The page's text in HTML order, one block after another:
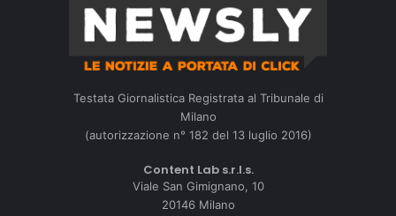
Testata Giornalistica Registrata al Tribunale di
Milano
(autorizzazione n° 182 del 13 luglio 2016)
Content Lab s.r.l.s.
Viale San Gimignano, 10
20146 Milano